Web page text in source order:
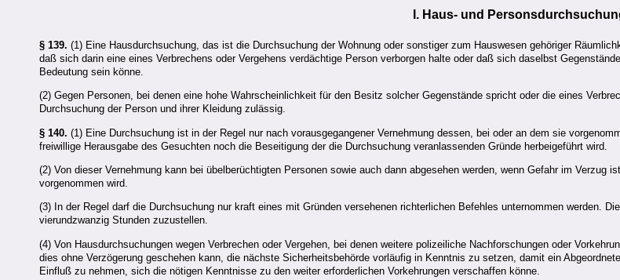
I. Haus- und
§ 139. (1) Eine Hausdurchsuchung, das ist die Durchsuchung der Wohnung oder sonstiger zum Hauswesen gehöriger
daß sich darin eine eines Verbrechens oder Vergehens verdächtige Person verborgen halte oder daß sich daselbst
Bedeutung sein könne.
(2) Gegen Personen, bei denen eine hohe Wahrscheinlichkeit für den Besitz solcher Gegenstände spricht oder die eines
Durchsuchung der Person und ihrer Kleidung zulässig.
§ 140. (1) Eine Durchsuchung ist in der Regel nur nach vorausgegangener Vernehmung dessen, bei oder an dem sie
freiwillige Herausgabe des Gesuchten noch die Beseitigung der die Durchsuchung veranlassenden Gründe herbeigeführt wird.
(2) Von dieser Vernehmung kann bei übelberüchtigten Personen sowie auch dann abgesehen werden, wenn Gefahr im
vorgenommen wird.
(3) In der Regel darf die Durchsuchung nur kraft eines mit Gründen versehenen richterlichen Befehles unternommen werden.
vierundzwanzig Stunden zuzustellen.
(4) Von Hausdurchsuchungen wegen Verbrechen oder Vergehen, bei denen weitere polizeiliche Nachforschungen oder
dies ohne Verzögerung geschehen kann, die nächste Sicherheitsbehörde vorläufig in Kenntnis zu setzen, damit ein
Einfluß zu nehmen, sich die nötigen Kenntnisse zu den weiter erforderlichen Vorkehrungen verschaffen könne.